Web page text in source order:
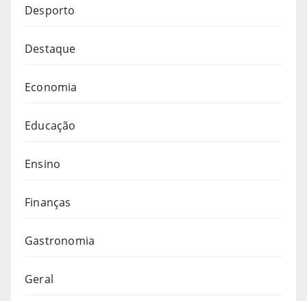
Desporto
Destaque
Economia
Educação
Ensino
Finanças
Gastronomia
Geral